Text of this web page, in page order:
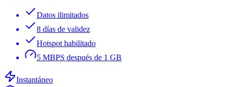
Datos ilimitados
8 días de validez
Hotspot habilitado
5 MBPS después de 1 GB
Instantáneo